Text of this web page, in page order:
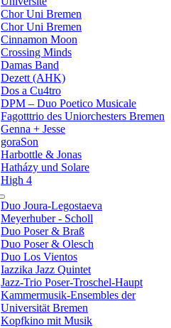
Chor Uni Bremen
Chor Uni Bremen
Cinnamon Moon
Crossing Minds
Damas Band
Dezett (AHK)
Dos a Cu4tro
DPM – Duo Poetico Musicale
Fagotttrio des Uniorchesters Bremen
Genna + Jesse
goraSon
Harbottle & Jonas
Hatházy und Solare
High 4
Duo Joura-Legostaeva
Meyerhuber - Scholl
Duo Poser & Braß
Duo Poser & Olesch
Duo Los Vientos
Iazzika Jazz Quintet
Jazz-Trio Poser-Troschel-Haupt
Kammermusik-Ensembles der
Universität Bremen
Kopfkino mit Musik